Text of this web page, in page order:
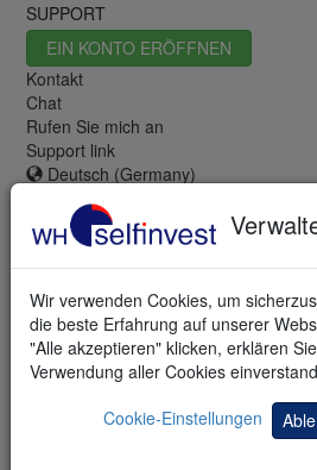
Wir verwenden Cookies, um
die beste Erfahrung auf unserer
"Alle akzeptieren" klicken, erklären
Verwendung aller Cookies
Cookie-Einstellungen
SUPPORT
EIN KONTO ERÖFFNEN
Kontakt
Chat
Rufen Sie mich an
Support link
Deutsch (Germany)
CFDs sind komplexe Instrumente
Hebelwirkung mit dem hohen